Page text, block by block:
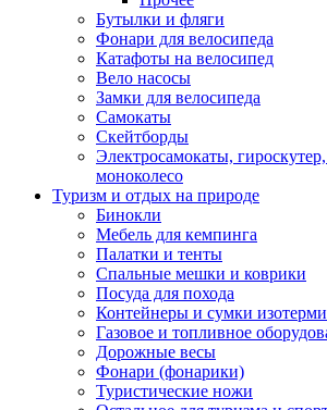
Бутылки и фляги
Фонари для велосипеда
Катафоты на велосипед
Вело насосы
Замки для велосипеда
Самокаты
Скейтборды
Электросамокаты,
моноколесо
Туризм и отдых на природе
Бинокли
Мебель для кемпинга
Палатки и тенты
Спальные мешки и коврики
Посуда для похода
Контейнеры и сумки
Газовое и топливное
Дорожные весы
Фонари (фонарики)
Туристические ножи